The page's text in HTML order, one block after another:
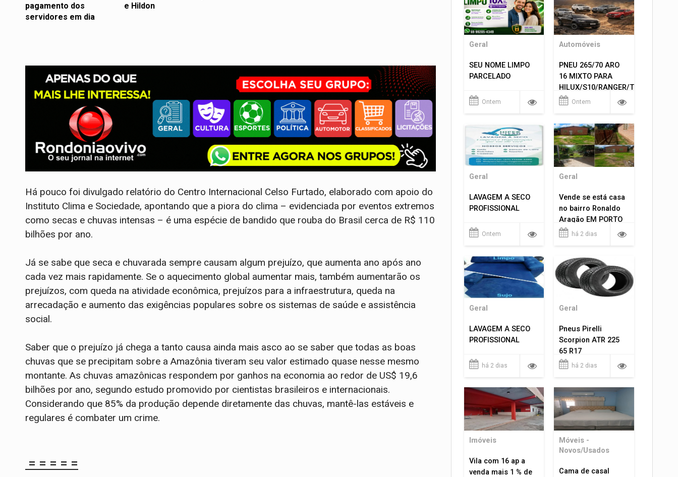
pagamento dos
servidores em dia
e Hildon
Há pouco foi divulgado relatório do Centro Internacional Celso Furtado, elaborado com apoio do
Instituto Clima e Sociedade, apontando que a piora do clima – evidenciada por eventos extremos
como secas e chuvas intensas – é uma espécie de bandido que rouba do Brasil cerca de R$ 110
bilhões por ano.
Já se sabe que seca e chuvarada sempre causam algum prejuízo, que aumenta ano após ano
cada vez mais rapidamente. Se o aquecimento global aumentar mais, também aumentarão os
prejuízos, com queda na atividade econômica, prejuízos para a infraestrutura, queda na
arrecadação e aumento das exigências populares sobre os sistemas de saúde e assistência
social.
Saber que o prejuízo já chega a tanto causa ainda mais asco ao se saber que todas as boas
chuvas que se precipitam sobre a Amazônia tiveram seu valor estimado quase nesse mesmo
montante. As chuvas amazônicas respondem por ganhos na economia ao redor de US$ 19,6
bilhões por ano, segundo estudo promovido por cientistas brasileiros e internacionais.
Considerando que 85% da produção depende diretamente das chuvas, mantê-las estáveis e
regulares é combater um crime.
= = = = =
Geral
SEU NOME LIMPO
PARCELADO
Ontem
Automóveis
PNEU 265/70 ARO
16 MIXTO PARA
HILUX/S10/RANGER/TRITON
ETC... MONTAGEM
Ontem
Geral
LAVAGEM A SECO
PROFISSIONAL
Ontem
Geral
Vende se está casa
no bairro Ronaldo
Aragão EM PORTO
VELHO RO.
há 2 dias
Geral
LAVAGEM A SECO
PROFISSIONAL
há 2 dias
Geral
Pneus Pirelli
Scorpion ATR 225
65 R17
há 2 dias
Imóveis
Vila com 16 ap a
venda mais 1 % de
Móveis -
Novos/Usados
Cama de casal